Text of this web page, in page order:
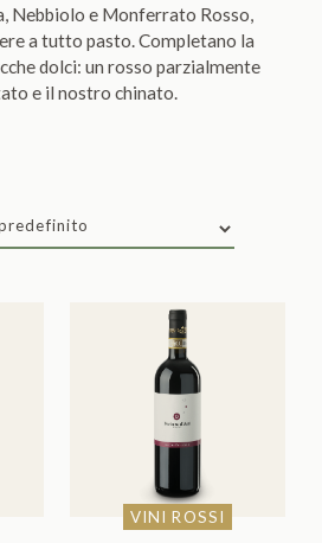
Nebbiolo e Monferrato Rosso,
a tutto pasto. Completano la
dolci: un rosso parzialmente
e il nostro chinato.
VINI ROSSI